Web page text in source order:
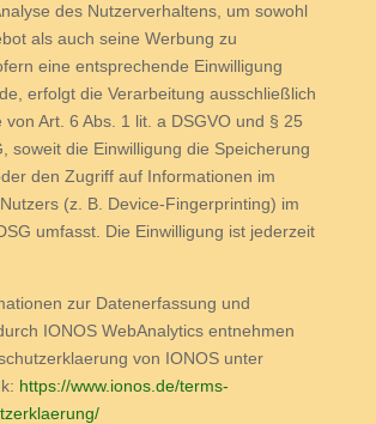
des Nutzerverhaltens, um sowohl
als auch seine Werbung zu
eine entsprechende Einwilligung
erfolgt die Verarbeitung ausschließlich
Art. 6 Abs. 1 lit. a DSGVO und § 25
soweit die Einwilligung die Speicherung
den Zugriff auf Informationen im
(z. B. Device-Fingerprinting) im
umfasst. Die Einwilligung ist jederzeit
zur Datenerfassung und
IONOS WebAnalytics entnehmen
von IONOS unter
https://www.ionos.de/terms-